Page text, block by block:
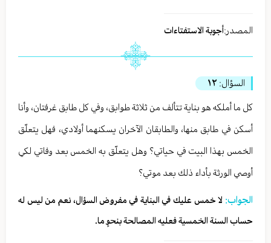
المصدر:أجوبة الاستفتاءات
السؤال: ١٢
كل ما أملكه هو بناية تتألف من ثلاثة طوابق، وفي كل طابق غرفتان، وأنا
أسكن في طابق منها، والطابقان الآخران يسكنهما أولادي، فهل يتعلّق
الخمس بهذا البيت في حياتي؟ وهل يتعلّق به الخمس بعد وفاتي لكي
أوصي الورثة بأداء ذلك بعد موتي؟
الجواب: لا خمس عليك في البناية في مفروض السؤال، نعم من ليس له
حساب السنة الخمسية فعليه المصالحة بنحوٍ ما.